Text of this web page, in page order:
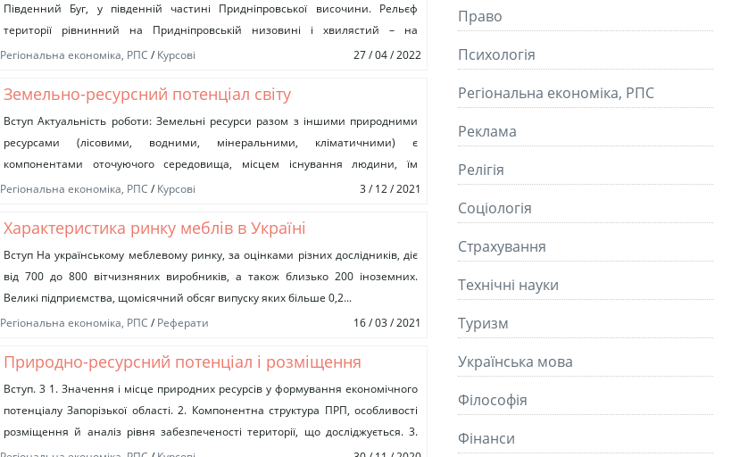
Південний Буг, у південній частині Придніпровської височини. Рельєф
території рівнинний на Придніпровській низовині і хвилястий – на
Придніпровській височині....
Регіональна економіка, РПС /Курсові 27 / 04 / 2022
Земельно-ресурсний потенціал світу
Вступ Актуальність роботи: Земельні ресурси разом з іншими природними
ресурсами (лісовими, водними, мінеральними, кліматичними) є
компонентами оточуючого середовища, місцем існування людини, їм
належить активна участь у суспільному виробництві, вони...
Регіональна економіка, РПС /Курсові 3 / 12 / 2021
Характеристика ринку меблів в Україні
Вступ На українському меблевому ринку, за оцінками різних дослідників, діє
від 700 до 800 вітчизняних виробників, а також близько 200 іноземних.
Великі підприємства, щомісячний обсяг випуску яких більше 0,2...
Регіональна економіка, РПС /Реферати 16 / 03 / 2021
Природно-ресурсний потенціал і розміщення
продуктивних сил Запоріжської області
Вступ. 3 1. Значення і місце природних ресурсів у формування економічного
потенціалу Запорізької області. 2. Компонентна структура ПРП, особливості
розміщення й аналіз рівня забезпеченості території, що досліджується. 3.
Вплив...
Право
Психологія
Регіональна економіка, РПС
Реклама
Релігія
Соціологія
Страхування
Технічні науки
Туризм
Українська мова
Філософія
Фінанси